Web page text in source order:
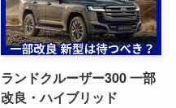
ランドクルーザー300 一部
改良・ハイブリッド